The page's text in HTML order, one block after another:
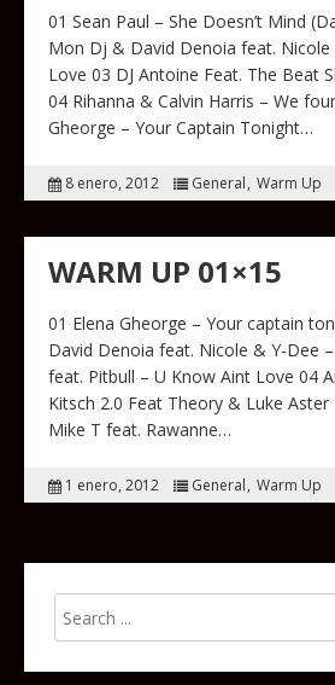
01 Sean Paul – She Doesn’t Mind
Mon Dj & David Denoia feat. Nicole
Love 03 DJ Antoine Feat. The Beat
04 Rihanna & Calvin Harris – We
Gheorge – Your Captain Tonight…
8 enero, 2012 General Warm Up
WARM UP 01×15
01 Elena Gheorge – Your captain
David Denoia feat. Nicole & Y-Dee –
feat. Pitbull – U Know Aint Love 04
Kitsch 2.0 Feat Theory & Luke
Mike T feat. Rawanne…
1 enero, 2012 General Warm Up